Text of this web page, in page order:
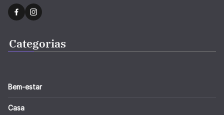
Categorias
Bem-estar
Casa